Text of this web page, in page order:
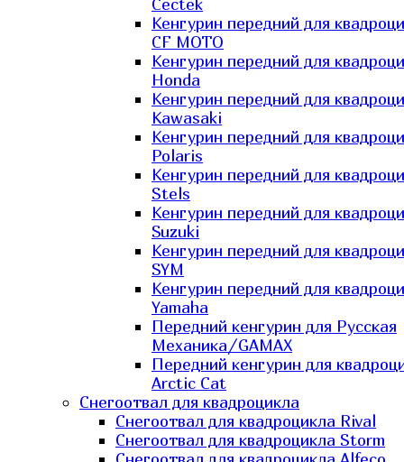
Cectek
Кенгурин передний для
CF MOTO
Кенгурин передний для
Honda
Кенгурин передний для
Kawasaki
Кенгурин передний для
Polaris
Кенгурин передний для
Stels
Кенгурин передний для
Suzuki
Кенгурин передний для
SYM
Кенгурин передний для
Yamaha
Передний кенгурин для Русская
Механика/GAMAX
Передний кенгурин для
Arctic Cat
Снегоотвал для квадроцикла
Снегоотвал для квадроцикла Rival
Снегоотвал для квадроцикла Storm